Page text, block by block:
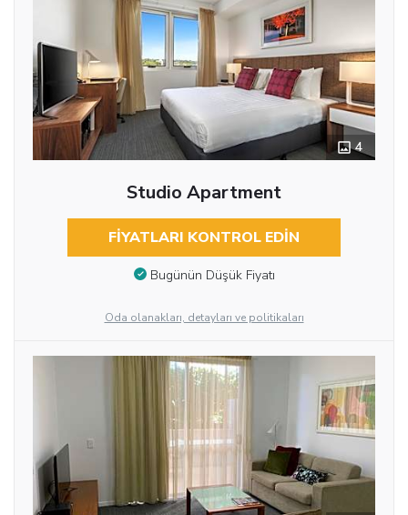
4
Studio Apartment
FIYATLARI KONTROL EDIN
Bugünün Düşük Fiyatı
Oda olanakları, detayları ve politikaları